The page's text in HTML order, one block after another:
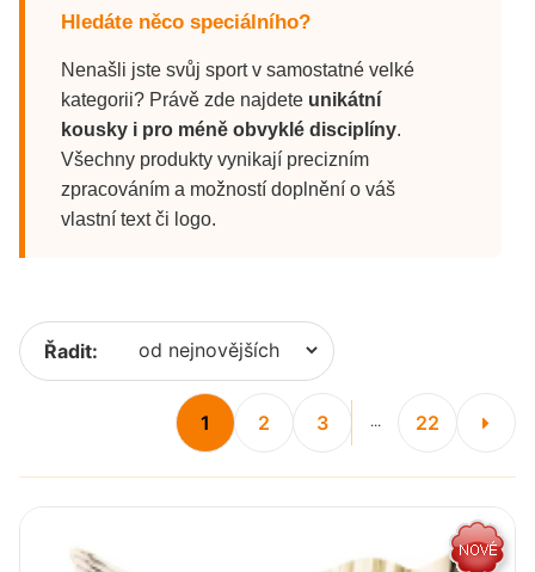
Hledáte něco speciálního?
Nenašli jste svůj sport v samostatné velké
kategorii? Právě zde najdete unikátní
kousky i pro méně obvyklé disciplíny.
Všechny produkty vynikají precizním
zpracováním a možností doplnění o váš
vlastní text či logo.
Řadit:
1 2 3 ... 22